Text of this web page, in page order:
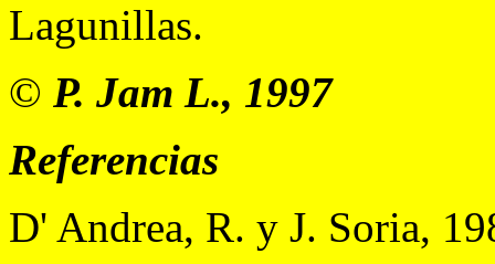
Lagunillas.
© P. Jam L., 1997
Referencias
D' Andrea, R. y J. Soria,